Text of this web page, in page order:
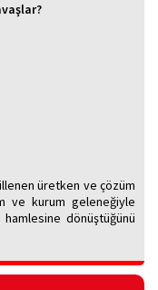
üretken ve çözüm
ve kurum geleneğiyle
dönüştüğünü